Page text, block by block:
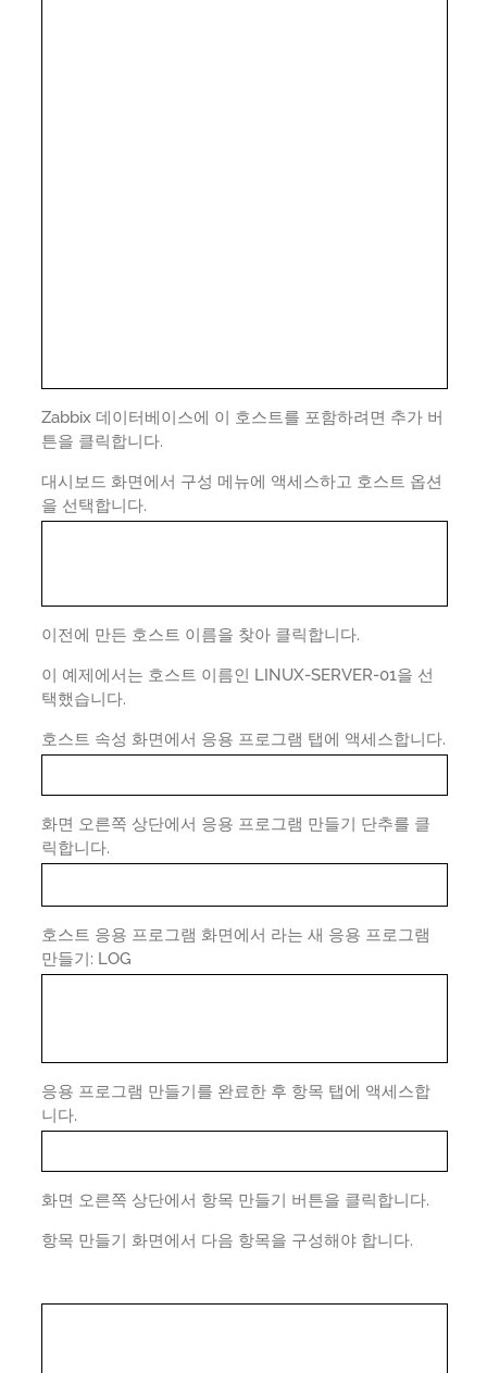
Zabbix 데이터베이스에 이 호스트를 포함하려면 추가 버
튼을 클릭합니다.
대시보드 화면에서 구성 메뉴에 액세스하고 호스트 옵션
을 선택합니다.
이전에 만든 호스트 이름을 찾아 클릭합니다.
이 예제에서는 호스트 이름인 LINUX-SERVER-01을 선
택했습니다.
호스트 속성 화면에서 응용 프로그램 탭에 액세스합니다.
화면 오른쪽 상단에서 응용 프로그램 만들기 단추를 클
릭합니다.
호스트 응용 프로그램 화면에서 라는 새 응용 프로그램
만들기: LOG
응용 프로그램 만들기를 완료한 후 항목 탭에 액세스합
니다.
화면 오른쪽 상단에서 항목 만들기 버튼을 클릭합니다.
항목 만들기 화면에서 다음 항목을 구성해야 합니다.